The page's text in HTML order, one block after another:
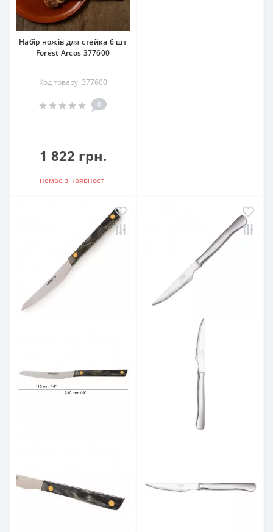
Набір ножів для стейка 6 шт
Forest Arcos 377600
Код товару: 377600
0
1 822 грн.
немає в наявностi